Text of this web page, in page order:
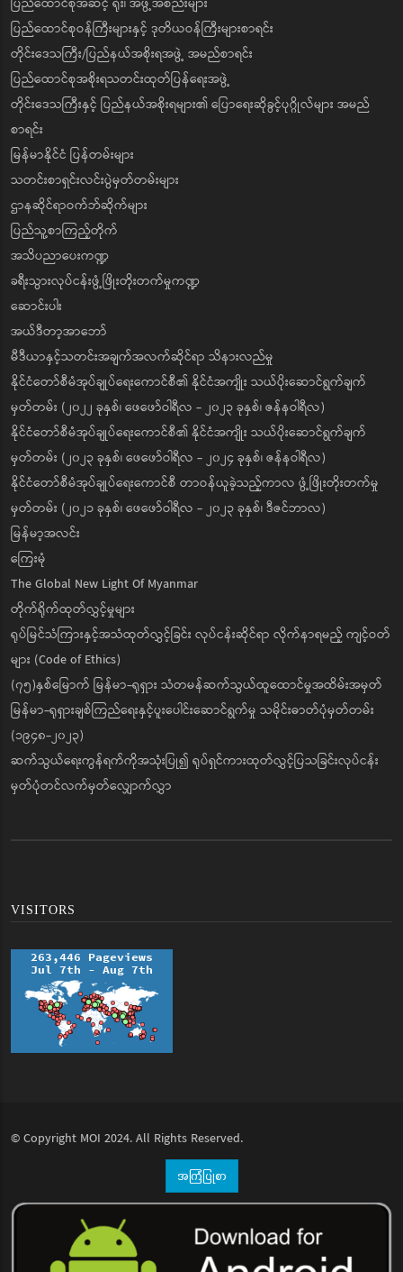
ပြည်ထောင်စုဝန်ကြီးများနှင့် ဒုတိယဝန်ကြီးများစာရင်း
တိုင်းဒေသကြီး/ပြည်နယ်အစိုးရအဖွဲ့ အမည်စာရင်း
ပြည်ထောင်စုအစိုးရသတင်းထုတ်ပြန်ရေးအဖွဲ့
တိုင်းဒေသကြီးနှင့် ပြည်နယ်အစိုးရများ၏ ပြောရေးဆိုခွင့်ပုဂ္ဂိုလ်များ အမည်
စာရင်း
မြန်မာနိုင်ငံ ပြန်တမ်းများ
သတင်းစာရှင်းလင်းပွဲမှတ်တမ်းများ
ဌာနဆိုင်ရာဝက်ဘ်ဆိုက်များ
ပြည်သူ့စာကြည့်တိုက်
အသိပညာပေးကဏ္ဍ
ခရီးသွားလုပ်ငန်းဖွံ့ဖြိုးတိုးတက်မှုကဏ္ဍ
ဆောင်းပါး
အယ်ဒီတာ့အာဘော်
မီဒီယာနှင့်သတင်းအချက်အလက်ဆိုင်ရာ သိနားလည်မှု
နိုင်ငံတော်စီမံအုပ်ချုပ်ရေးကောင်စီ၏ နိုင်ငံအကျိုး သယ်ပိုးဆောင်ရွက်ချက်
မှတ်တမ်း (၂၀၂၂ ခုနှစ်၊ ဖေဖော်ဝါရီလ - ၂၀၂၃ ခုနှစ်၊ ဇန်နဝါရီလ)
နိုင်ငံတော်စီမံအုပ်ချုပ်ရေးကောင်စီ၏ နိုင်ငံအကျိုး သယ်ပိုးဆောင်ရွက်ချက်
မှတ်တမ်း (၂၀၂၃ ခုနှစ်၊ ဖေဖော်ဝါရီလ - ၂၀၂၄ ခုနှစ်၊ ဇန်နဝါရီလ)
နိုင်ငံတော်စီမံအုပ်ချုပ်ရေးကောင်စီ တာဝန်ယူခဲ့သည့်ကာလ ဖွံ့ဖြိုးတိုးတက်မှု
မှတ်တမ်း (၂၀၂၁ ခုနှစ်၊ ဖေဖော်ဝါရီလ - ၂၀၂၃ ခုနှစ်၊ ဒီဇင်ဘာလ)
မြန်မာ့အလင်း
ကြေးမုံ
The Global New Light Of Myanmar
တိုက်ရိုက်ထုတ်လွှင့်မှုများ
ရုပ်မြင်သံကြားနှင့်အသံထုတ်လွှင့်ခြင်း လုပ်ငန်းဆိုင်ရာ လိုက်နာရမည့် ကျင့်ဝတ်
များ (Code of Ethics)
(၇၅)နှစ်မြောက် မြန်မာ-ရုရှား သံတမန်ဆက်သွယ်ထူထောင်မှုအထိမ်းအမှတ်
မြန်မာ-ရုရှားချစ်ကြည်ရေးနှင့်ပူးပေါင်းဆောင်ရွက်မှု သမိုင်းဓာတ်ပုံမှတ်တမ်း
(၁၉၄၈-၂၀၂၃)
ဆက်သွယ်ရေးကွန်ရက်ကိုအသုံးပြု၍ ရုပ်ရှင်ကားထုတ်လွှင့်ပြသခြင်းလုပ်ငန်း
မှတ်ပုံတင်လက်မှတ်လျှောက်လွှာ
VISITORS
© Copyright MOI 2024. All Rights Reserved.
အကြံပြုစာ